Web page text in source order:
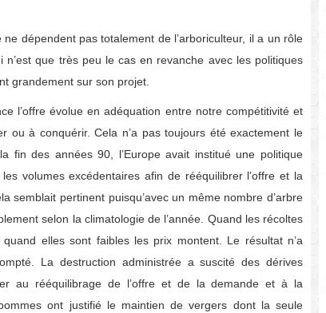
dépendent pas totalement de l’arboriculteur, il a un rôle
que très peu le cas en revanche avec les politiques
grandement sur son projet.
l’offre évolue en adéquation entre notre compétitivité et
ou à conquérir. Cela n’a pas toujours été exactement le
fin des années 90, l’Europe avait institué une politique
volumes excédentaires afin de rééquilibrer l’offre et la
semblait pertinent puisqu’avec un même nombre d’arbre
selon la climatologie de l’année. Quand les récoltes
elles sont faibles les prix montent. Le résultat n’a
La destruction administrée a suscité des dérives
au rééquilibrage de l’offre et de la demande et à la
ont justifié le maintien de vergers dont la seule